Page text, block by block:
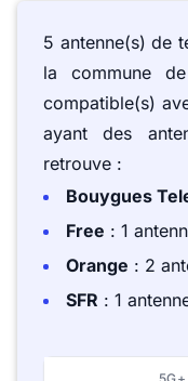
5 antenne(s) de
la commune
compatible(s)
ayant des
retrouve :
Bouygues
Free : 1
Orange : 2
SFR : 1